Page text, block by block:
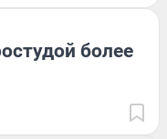
более